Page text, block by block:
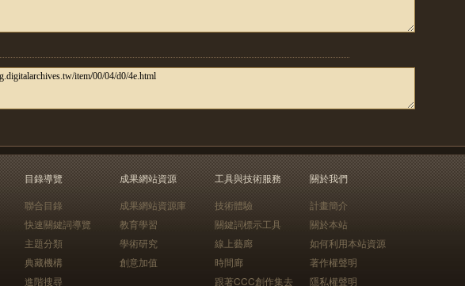
目錄導覽
聯合目錄
快速關鍵詞導覽
主題分類
典藏機構
進階搜尋
成果網站資源
成果網站資源庫
教育學習
學術研究
創意加值
工具與技術服務
技術體驗
關鍵詞標示工具
線上藝廊
時間廊
跟著CCC創作集去
關於我們
計畫簡介
關於本站
如何利用本站資源
著作權聲明
隱私權聲明